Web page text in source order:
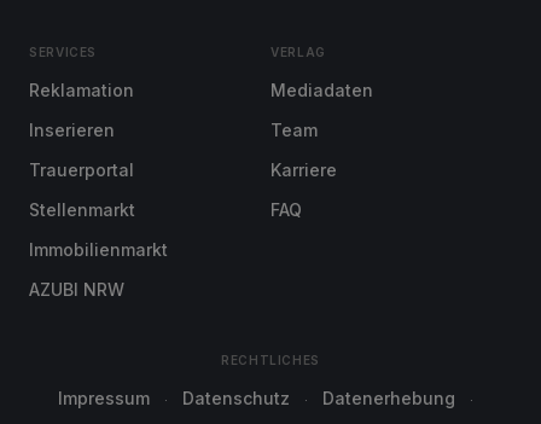
SERVICES
Reklamation
Inserieren
Trauerportal
Stellenmarkt
Immobilienmarkt
AZUBI NRW
VERLAG
Mediadaten
Team
Karriere
FAQ
RECHTLICHES
Impressum Datenschutz Datenerhebung